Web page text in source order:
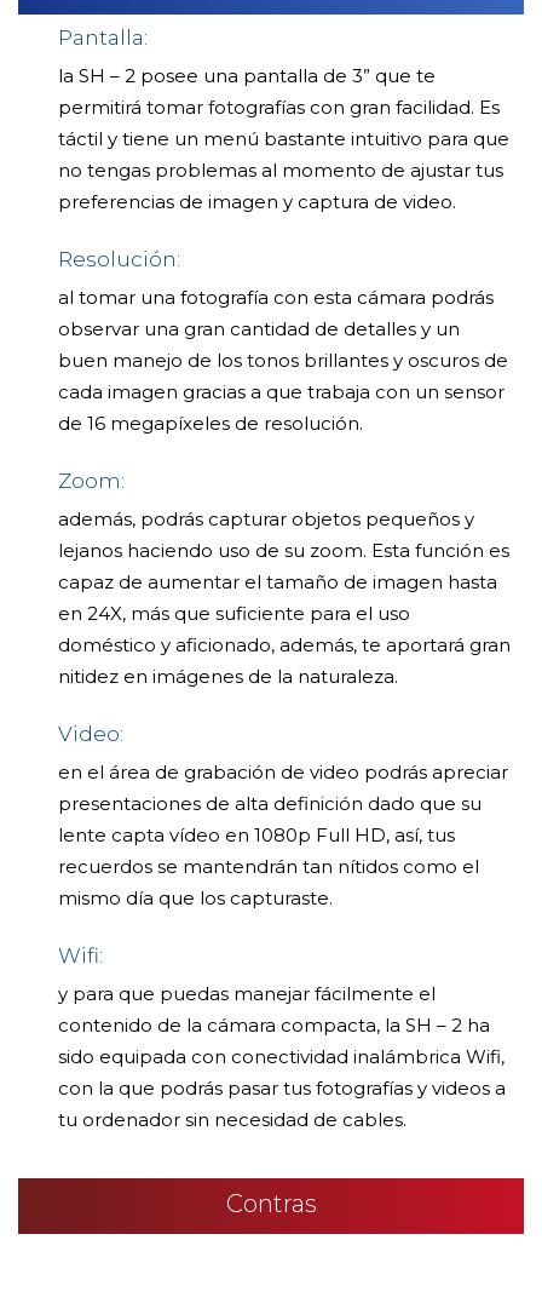
Pantalla:
la SH – 2 posee una pantalla de 3” que te
permitirá tomar fotografías con gran facilidad. Es
táctil y tiene un menú bastante intuitivo para que
no tengas problemas al momento de ajustar tus
preferencias de imagen y captura de video.
Resolución:
al tomar una fotografía con esta cámara podrás
observar una gran cantidad de detalles y un
buen manejo de los tonos brillantes y oscuros de
cada imagen gracias a que trabaja con un sensor
de 16 megapíxeles de resolución.
Zoom:
además, podrás capturar objetos pequeños y
lejanos haciendo uso de su zoom. Esta función es
capaz de aumentar el tamaño de imagen hasta
en 24X, más que suficiente para el uso
doméstico y aficionado, además, te aportará gran
nitidez en imágenes de la naturaleza.
Video:
en el área de grabación de video podrás apreciar
presentaciones de alta definición dado que su
lente capta vídeo en 1080p Full HD, así, tus
recuerdos se mantendrán tan nítidos como el
mismo día que los capturaste.
Wifi:
y para que puedas manejar fácilmente el
contenido de la cámara compacta, la SH – 2 ha
sido equipada con conectividad inalámbrica Wifi,
con la que podrás pasar tus fotografías y videos a
tu ordenador sin necesidad de cables.
Contras